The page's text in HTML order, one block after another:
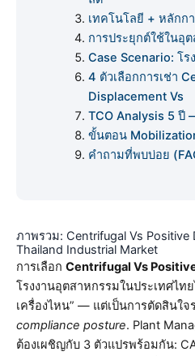
เทคโนโลยี + หลักก
การประยุกต์ใช้ในอุ
Case Scenario: โร
4 ตัวเลือกการเช่า
Displacement Vs
TCO Analysis 5 ปี
ขั้นตอน
คำถามที่พบบ่อย
ภาพรวม: Centrifugal Vs Positive
Thailand Industrial Market
การเลือก Centrifugal Vs
โรงงานอุตสาหกรรมในประเทศไท
เครื่องไหน” — แต่เป็นการตัดสินใจ
compliance posture. Plant
ต้องเผชิญกับ 3 ตัวแปรพร้อมกัน: